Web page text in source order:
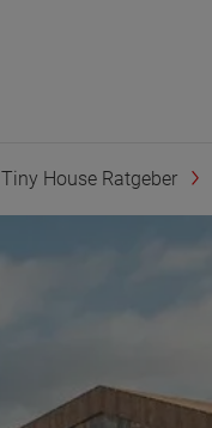
Tiny House Ratgeber